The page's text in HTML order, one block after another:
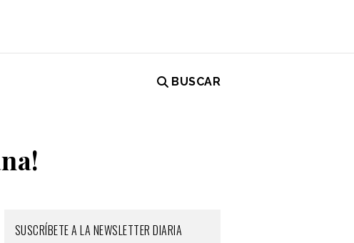
BUSCAR
SUSCRÍBETE A LA NEWSLETTER DIARIA